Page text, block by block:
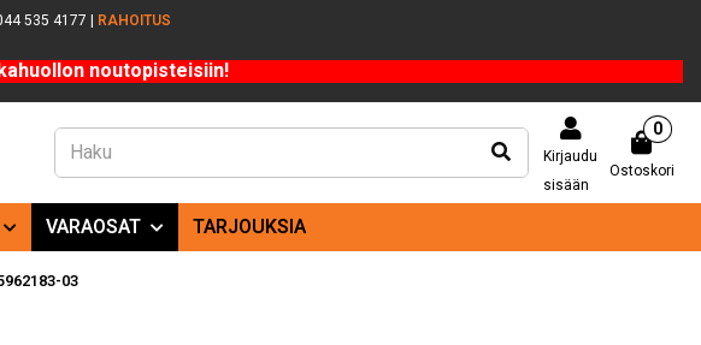
535 4177 | RAHOITUS
noutopisteisiin!
Kirjaudu
sisään
Ostoskori
0
VARAOSAT TARJOUKSIA
03